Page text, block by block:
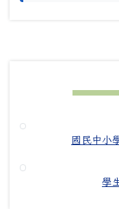
國民中小
學